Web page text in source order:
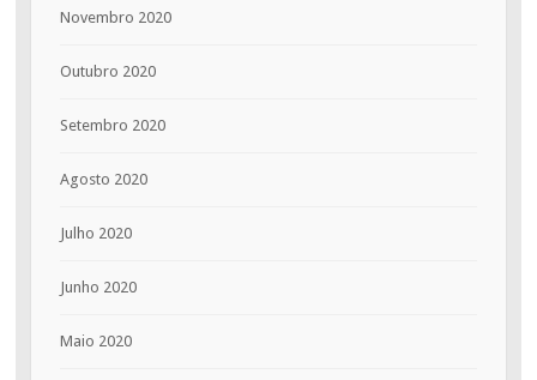
Novembro 2020
Outubro 2020
Setembro 2020
Agosto 2020
Julho 2020
Junho 2020
Maio 2020